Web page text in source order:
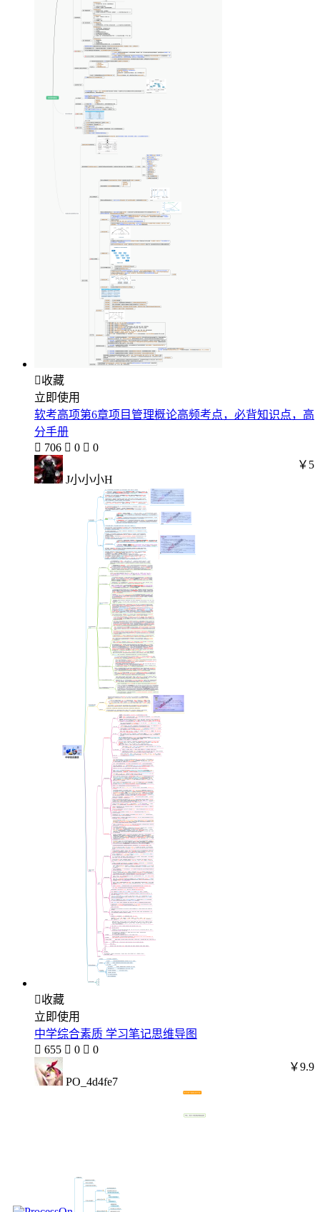
收藏
立即使用
软考高项第6章项目管理概论高频考点，必背知识点，高
分手册
 706  0  0
J小小小H
￥5
收藏
立即使用
中学综合素质 学习笔记思维导图
 655  0  0
PO_4d4fe7
￥9.9